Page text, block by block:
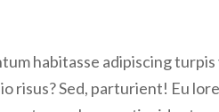
habitasse adipiscing turpis
risus? Sed, parturient! Eu